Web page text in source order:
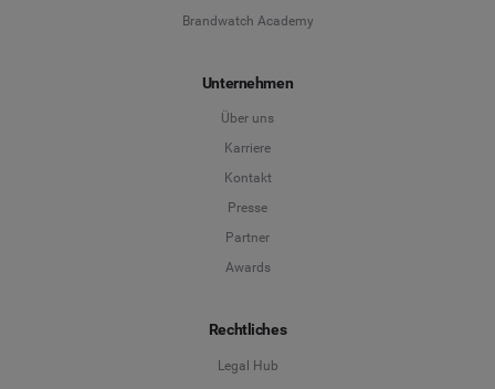
Brandwatch Academy
Unternehmen
Über uns
Karriere
Kontakt
Presse
Partner
Awards
Rechtliches
Legal Hub